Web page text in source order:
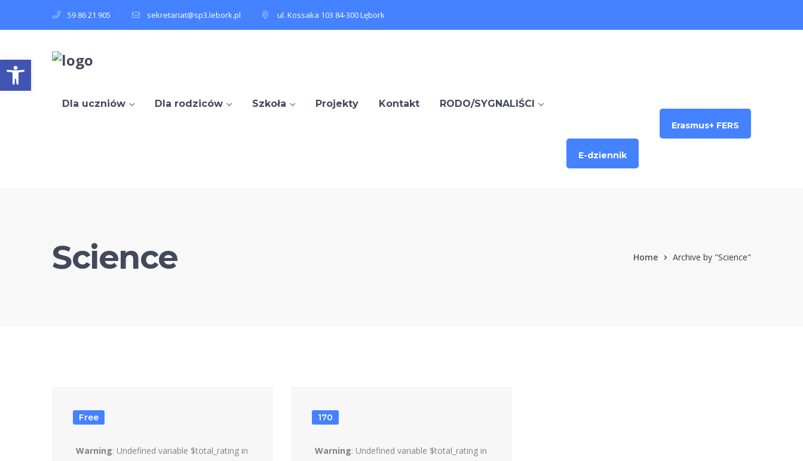
59 86 21 905 sekretariat@sp3.lebork.pl ul. Kossaka 103 84-300 Lębork
Dla uczniów Dla rodziców Szkoła Projekty
Erasmus+ FERS
Kontakt RODO/SYGNALIŚCI
E-dziennik
Science Home Archive by "Science"
Free
Warning: Undefined variable $total_rating in
170
Warning: Undefined variable $total_rating in
Open toolbar